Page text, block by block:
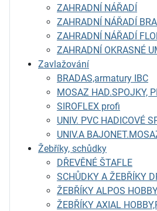
ZAHRADNÍ NÁŘADÍ
ZAHRADNÍ NÁŘADÍ
ZAHRADNÍ NÁŘADÍ
ZAHRADNÍ OKRASNÉ
Zavlažování
BRADAS,armatury IBC
MOSAZ HAD.SPOJKY,
SIROFLEX profi
UNIV. PVC HADICOVÉ
UNIV.A
Žebříky, schůdky
DŘEVĚNÉ ŠTAFLE
SCHŮDKY A ŽEBŘÍKY
ŽEBŘÍKY ALPOS
ŽEBŘÍKY AXIAL